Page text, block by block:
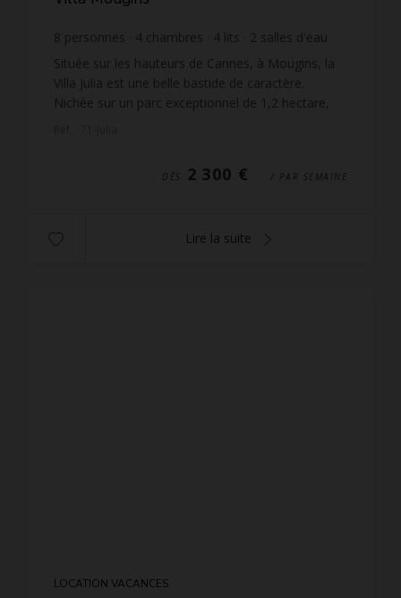
8 personnes 4 chambres 4 lits 2 salles d'eau
2
salles de bain
Située sur les hauteurs de Cannes, à Mougins, la
Villa Julia est une belle bastide de caractère.
Nichée sur un parc exceptionnel de 1,2 hectare,
DÈS 2 300 € / PAR SEMAINE
Lire la suite
LOCATION VACANCES